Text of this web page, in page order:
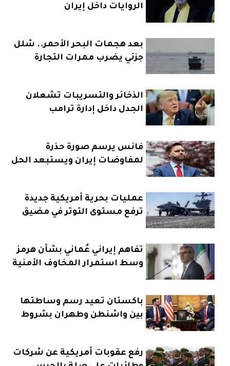
الروايات داخل إيران
بعد هجمات البحر الأحمر.. شلل
جزئي يضرب ممرات التجارة
الذخائر والتسريبات تشعلان
الجدل داخل إدارة ترامب
فانس يرسم صورة حذرة
لمفاوضات إيران ويستبعد الحل
عمليات بحرية أمريكية جديدة
ترفع مستوى التوتر في مضيق
تفاهم إيراني عُماني بشأن هرمز
وسط استمرار المخاوف الأمنية
باكستان تعيد رسم وساطتها
بين واشنطن وطهران بشروط
رفع عقوبات أمريكية عن شركات